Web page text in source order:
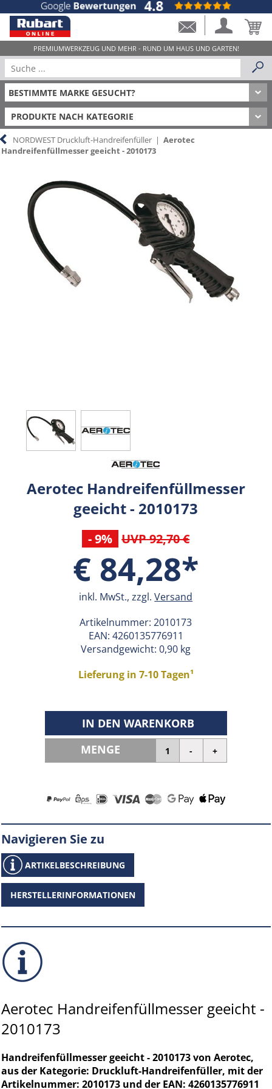
PRODUKTE NACH KATEGORIE
NORDWEST Druckluft-Handreifenfüller |Aerotec
Handreifenfüllmesser geeicht - 2010173
Aerotec Handreifenfüllmesser
geeicht - 2010173
- 9% UVP 92,70 €
€ 84,28*
inkl. MwSt., zzgl.Versand
Artikelnummer:2010173
EAN: 4260135776911
Versandgewicht: 0,90 kg
Lieferung in 7-10 Tagen¹
IN DEN WARENKORB
MENGE
Navigieren Sie zu
ARTIKELBESCHREIBUNG
HERSTELLERINFORMATIONEN
Aerotec Handreifenfüllmesser geeicht -
2010173
Handreifenfüllmesser geeicht - 2010173 von Aerotec,
aus der Kategorie: Druckluft-Handreifenfüller, mit der
Artikelnummer: 2010173 und der EAN: 4260135776911